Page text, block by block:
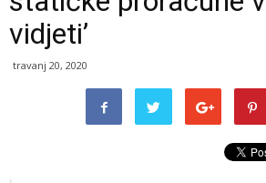
vidjeti’
travanj 20, 2020